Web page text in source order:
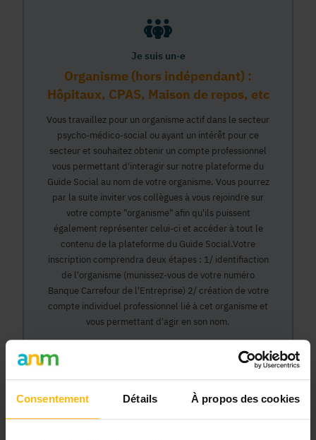
Consentement Détails À propos des cookies
Je suis un·e
Organisme (hors indépendant) :
Hôpitaux, CPAS, Maison de repos, etc
Vous travaillez pour un organisme actif dans le secteur
psycho-médico-social ou ayant un intérêt pour ce
secteur et souhaitez obtenir un compte professionnel
vous permettant d'interagir sur notre plateforme du
Guide Social au nom de votre organisme. Vous pourrez
par la suite inviter vos collègues à vous rejoindre sur
votre compte "organisme" afin qu'ils puissent
également représenter celui-ci et accéder à tout le
contenu de la plateforme du Guide Social.Votre
inscription comprendra deux étapes : 1/ identifiaction
de l'organisme (munissez-vous de votre numéro
Banque Carrefour de l'Entreprise) 2/ création de votre
compte individuel professionnel lié à cet organisme et
vous permettant d'agir en son nom.